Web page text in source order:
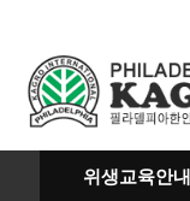
위생교육안내